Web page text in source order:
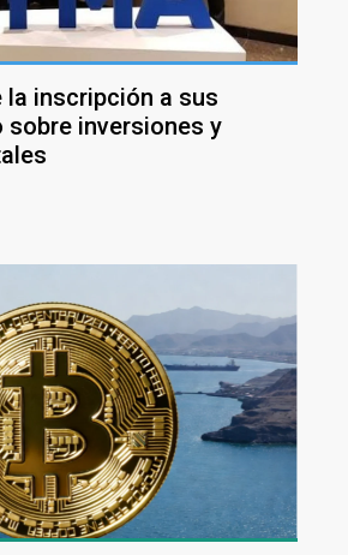
la inscripción a sus
inversiones y